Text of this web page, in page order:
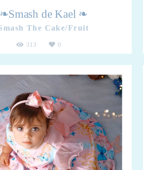
❧Smash de Kael ❧
The Cake/Fruit
313 0